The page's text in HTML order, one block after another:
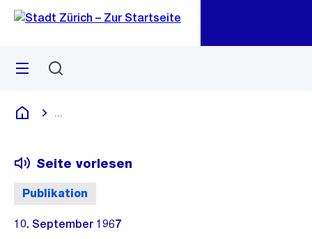
Navigation
Sprunglink
Menü
Deutsch
Publikation
Seite vorlesen
10. September 1967